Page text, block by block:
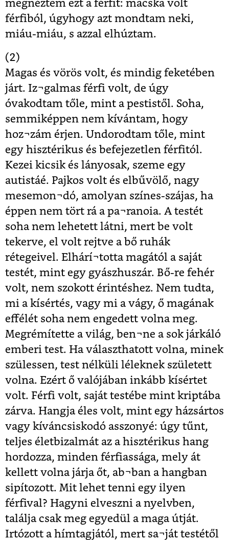
megnéztem ezt a férfit: macska volt
férfiból, úgyhogy azt mondtam neki,
miáu-miáu, s azzal elhúztam.
(2)
Magas és vörös volt, és mindig feketében
járt. Iz¬galmas férfi volt, de úgy
óvakodtam tőle, mint a pestistől. Soha,
semmiképpen nem kívántam, hogy
hoz¬zám érjen. Undorodtam tőle, mint
egy hisztérikus és befejezetlen férfitól.
Kezei kicsik és lányosak, szeme egy
autistáé. Pajkos volt és elbűvölő, nagy
mesemon¬dó, amolyan színes-szájas, ha
éppen nem tört rá a pa¬ranoia. A testét
soha nem lehetett látni, mert be volt
tekerve, el volt rejtve a bő ruhák
rétegeivel. Elhárí¬totta magától a saját
testét, mint egy gyászhuszár. Bő-re fehér
volt, nem szokott érintéshez. Nem tudta,
mi a kísértés, vagy mi a vágy, ő magának
effélét soha nem engedett volna meg.
Megrémítette a világ, ben¬ne a sok járkáló
emberi test. Ha választhatott volna, minek
szülessen, test nélküli léleknek született
volna. Ezért ő valójában inkább kísértet
volt. Férfi volt, saját testébe mint kriptába
zárva. Hangja éles volt, mint egy házsártos
vagy kíváncsiskodó asszonyé: úgy tűnt,
teljes életbizalmát az a hisztérikus hang
hordozza, minden férfiassága, mely át
kellett volna járja őt, ab¬ban a hangban
sipítozott. Mit lehet tenni egy ilyen
férfival? Hagyni elveszni a nyelvben,
találja csak meg egyedül a maga útját.
Irtózott a hímtagjától, mert sa¬ját testétől